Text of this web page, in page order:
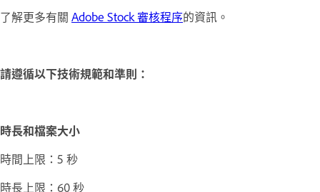
了解更多有關 Adobe Stock 審核程序的資訊。
請遵循以下技術規範和準則：
時長和檔案大小
時間上限：5 秒
時長上限：60 秒